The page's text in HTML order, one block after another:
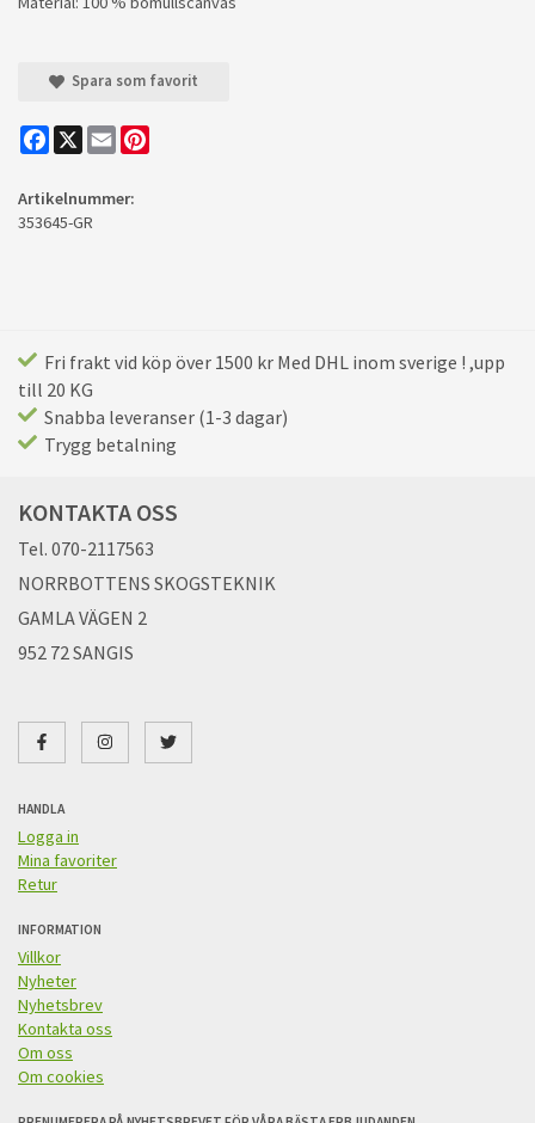
Spara som favorit
Facebook
X Email
Artikelnummer:
353645-GR
Fri frakt vid köp över 1500 kr Med DHL inom sverige ! ,upp
till 20 KG
Snabba leveranser (1-3 dagar)
Trygg betalning
KONTAKTA OSS
Tel. 070-2117563
NORRBOTTENS SKOGSTEKNIK
GAMLA VÄGEN 2
952 72 SANGIS
HANDLA
Logga in
Mina favoriter
Retur
INFORMATION
Villkor
Nyheter
Nyhetsbrev
Kontakta oss
Om oss
Om cookies